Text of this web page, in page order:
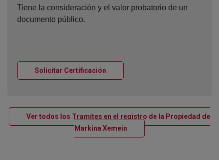
Tiene la consideración y el valor probatorio de un
documento público.
Solicitar Certificación
Ver todos los Tramites en el registro de la Propiedad de
Markina Xemein Ventana nueva